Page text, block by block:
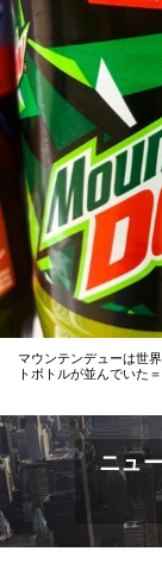
マウンテンデューは世
トボトルが並んでいた
ニュ